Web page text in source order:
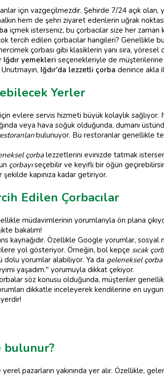
için vazgeçilmezdir. Şehirde 7/24 açık olan,
hem de şehri ziyaret edenlerin uğrak
içmek isterseniz, bu çorbacılar size her zaman
tercih edilen çorbacılar hangileri? Genellikle
çorbası gibi klasiklerin yanı sıra,
Iğdır yemekleri seçenekleriyle de
Iğdır'da lezzetli çorba denince akla
Yerler
evlere servis hizmeti büyük kolaylık sağlıyor.
veya hava soğuk olduğunda, dumanı
bulunuyor. Bu restoranlar genellikle
çorbalezzetlerini evinizde tatmak
çorbayıseçebilir ve keyifli bir öğün
şekilde kapınıza kadar getiriyor.
Edilen Çorbacılar
müdavimlerinin yorumlarıyla ön plana
bakalım!
kaynağıdır. Özellikle Google yorumlar, sosyal
yol gösteriyor. Örneğin, bol kepçe sıcak
dolu yorumlar alabiliyor. Ya da geleneksel çorba
yaşadım." yorumuyla dikkat çekiyor.
söz konusu olduğunda, müşteriler
dikkatle inceleyerek kendilerine en
bulunur?
pazarların yakınında yer alır. Özellikle,